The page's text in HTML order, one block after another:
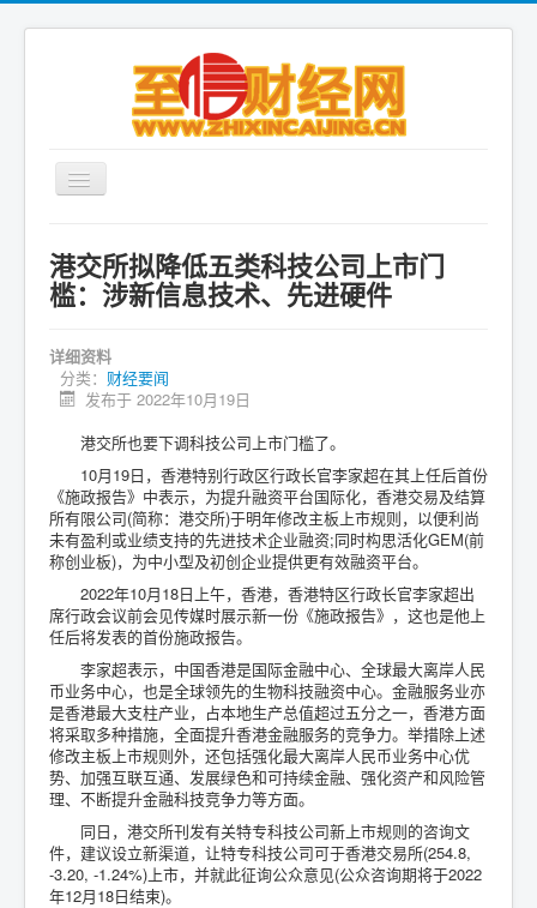
财经要闻
金融市场
银行理财
保险物流
商业地产
股票期货
游戏
汽车家居
要闻
当前位置： 首页
财经要闻
港交所拟降低五类科技公司上市门槛：涉新信息技术、先
进硬件
港交所拟降低五类科技公司上市门
槛：涉新信息技术、先进硬件
详细资料
分类： 财经要闻
发布于 2022年10月19日
港交所也要下调科技公司上市门槛了。
10月19日，香港特别行政区行政长官李家超在其上任后首份
《施政报告》中表示，为提升融资平台国际化，香港交易及结算
所有限公司(简称：港交所)于明年修改主板上市规则，以便利尚
未有盈利或业绩支持的先进技术企业融资;同时构思活化GEM(前
称创业板)，为中小型及初创企业提供更有效融资平台。
2022年10月18日上午，香港，香港特区行政长官李家超出
席行政会议前会见传媒时展示新一份《施政报告》，这也是他上
任后将发表的首份施政报告。
李家超表示，中国香港是国际金融中心、全球最大离岸人民
币业务中心，也是全球领先的生物科技融资中心。金融服务业亦
是香港最大支柱产业，占本地生产总值超过五分之一，香港方面
将采取多种措施，全面提升香港金融服务的竞争力。举措除上述
修改主板上市规则外，还包括强化最大离岸人民币业务中心优
势、加强互联互通、发展绿色和可持续金融、强化资产和风险管
理、不断提升金融科技竞争力等方面。
同日，港交所刊发有关特专科技公司新上市规则的咨询文
件，建议设立新渠道，让特专科技公司可于香港交易所(254.8,
-3.20, -1.24%)上市，并就此征询公众意见(公众咨询期将于2022
年12月18日结束)。